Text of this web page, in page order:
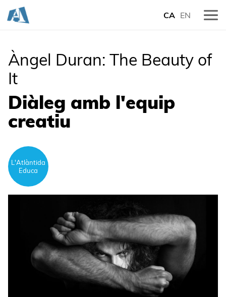
CA EN
Àngel Duran: The Beauty of
It
Diàleg amb l'equip
creatiu
L'Atlàntida
Educa